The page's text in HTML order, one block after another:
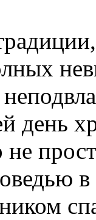
день
не
в